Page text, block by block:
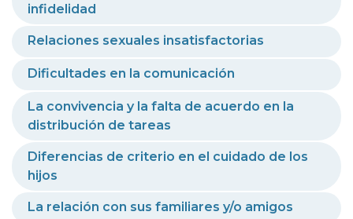
infidelidad
Relaciones sexuales insatisfactorias
Dificultades en la comunicación
La convivencia y la falta de acuerdo en la
distribución de tareas
Diferencias de criterio en el cuidado de los
hijos
La relación con sus familiares y/o amigos